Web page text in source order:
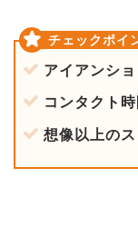
アイアンシ
コンタクト
想像以上の